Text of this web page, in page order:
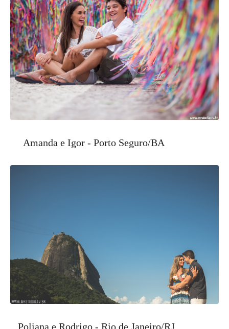
Amanda e Igor - Porto Seguro/BA
Poliana e Rodrigo - Rio de Janeiro/RJ